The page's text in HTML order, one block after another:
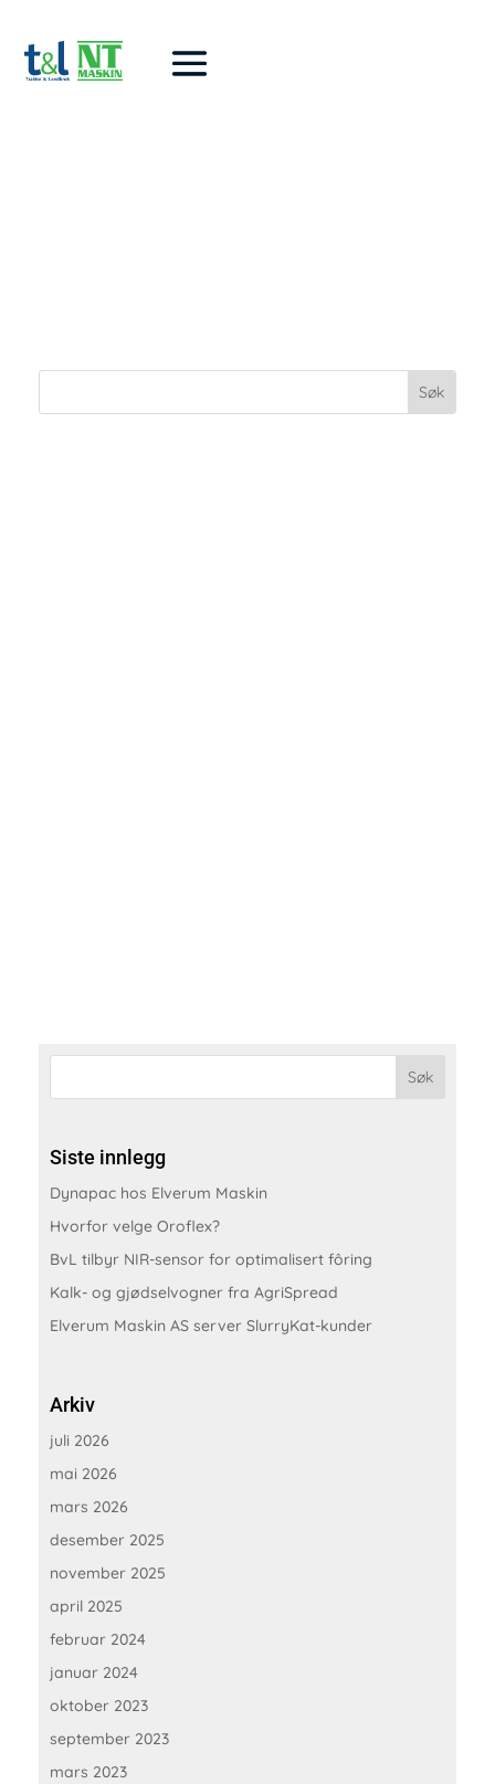
Siste innlegg
Dynapac hos Elverum Maskin
Hvorfor velge Oroflex?
BvL tilbyr NIR-sensor for optimalisert fôring
Kalk- og gjødselvogner fra AgriSpread
Elverum Maskin AS server SlurryKat-kunder
Arkiv
juli 2026
mai 2026
mars 2026
desember 2025
november 2025
april 2025
februar 2024
januar 2024
oktober 2023
september 2023
mars 2023